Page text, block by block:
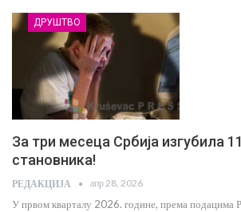
ДРУШТВО
За три месеца Србија изгубила
становника!
РЕДАКЦИЈА апр 28, 2026
У првом кварталу 2026. године, према подацима